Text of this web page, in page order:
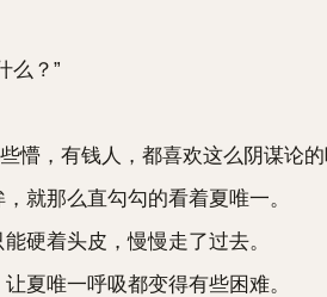
么？”
，有钱人，都喜欢这么阴谋论的
那么直勾勾的看着夏唯一。
着头皮，慢慢走了过去。
唯一呼吸都变得有些困难。